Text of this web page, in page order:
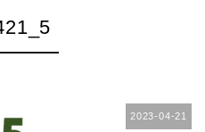
2023-04-21